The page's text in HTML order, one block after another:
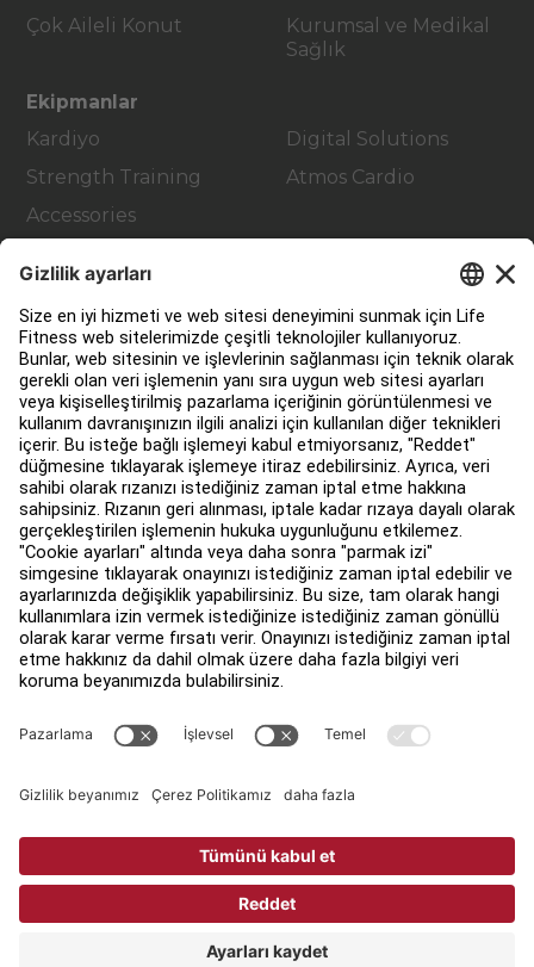
Çok Aileli Konut
Kurumsal ve Medikal
Sağlık
Ekipmanlar
Kardiyo
Strength Training
Accessories
Digital Solutions
Atmos Cardio
Müşteri Hizmetleri
Fitness Tesis Tasarımı ve Düzenlemesi
Hizmet Merkezi
Eğitim Merkezi
Hakkında
Bir Distribütör Bul
Mağaza bul
Yasal
Erişilebilirlik
Facility Connect'ya giriş yap
Gizlilik Ayarları
LIFE FITNESS GİZLİLİK POLİTİKASI
Copyright © 2026 Life Fitness